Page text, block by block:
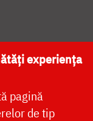
NAȚIONALĂ
experiența
pagină
de tip